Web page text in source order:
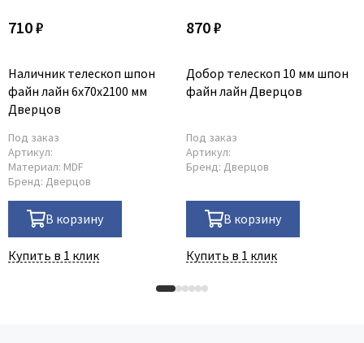
710 ₽
Наличник телескоп шпон
файн лайн 6х70х2100 мм
Дверцов
Под заказ
Артикул:
Материал: MDF
Бренд: Дверцов
В корзину
Купить в 1 клик
870 ₽
Добор телескоп 10 мм шпон
файн лайн Дверцов
Под заказ
Артикул:
Бренд: Дверцов
В корзину
Купить в 1 клик